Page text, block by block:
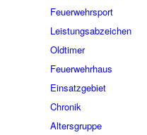
Feuerwehrsport
Leistungsabzeichen
Oldtimer
Feuerwehrhaus
Einsatzgebiet
Chronik
Altersgruppe